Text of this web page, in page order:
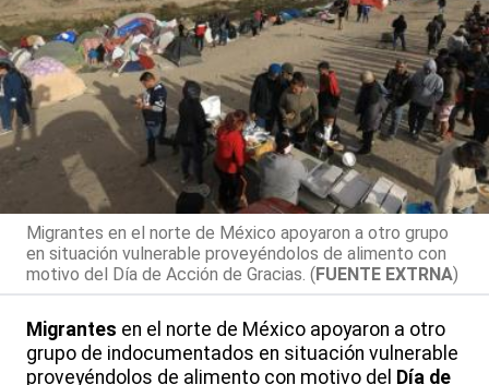
Migrantes en el norte de México apoyaron a otro grupo
en situación vulnerable proveyéndolos de alimento con
motivo del Día de Acción de Gracias. (FUENTE EXTRNA)
Migrantes en el norte de México apoyaron a otro
grupo de indocumentados en situación vulnerable
proveyéndolos de alimento con motivo del Día de